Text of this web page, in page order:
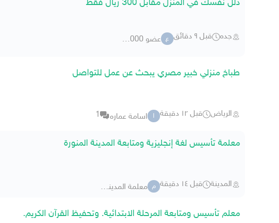
دلل نفسك في المنزل مقابل 300 ريال فقط
جده قبل ٩ دقائق ع عضو 4000 4993
طباخ منزلي خبير مصري يبحث عن عمل للتواصل
الرياض قبل ١٢ دقيقة ا اسامة عماره 1
معلمة تأسيس لغة إنجليزية ومتابعة المدينة المنورة
المدينة قبل ١٤ دقيقة م معلمة المدينة المنورة
معلم تأسيس ومتابعة المرحلة الابتدائية. وتحفيظ القرآن الكريم.